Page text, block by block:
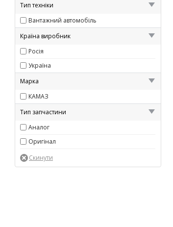
Тип техніки
Вантажний автомобіль
Країна виробник
Росія
Україна
Марка
КАМАЗ
Тип запчастини
Аналог
Оригінал